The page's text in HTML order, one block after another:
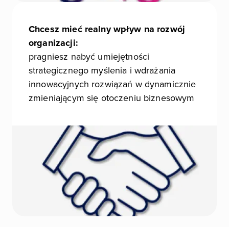
Chcesz mieć realny wpływ na rozwój
organizacji:
pragniesz nabyć umiejętności
strategicznego myślenia i wdrażania
innowacyjnych rozwiązań w dynamicznie
zmieniającym się otoczeniu biznesowym